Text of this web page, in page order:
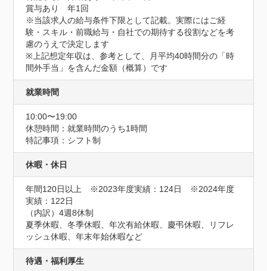
賞与あり　年1回
※当該求人の給与条件下限として記載。実際にはご経
験・スキル・前職給与・自社での期待する役割などを考
慮のうえで決定します
※上記想定年収は、参考として、月平均40時間分の「時
間外手当」を含んだ金額（概算）です
就業時間
10:00〜19:00
休憩時間：就業時間のうち1時間
特記事項：シフト制
休暇・休日
年間120日以上　※2023年度実績：124日　※2024年度
実績：122日
（内訳）4週8休制
夏季休暇、冬季休暇、年次有給休暇、慶弔休暇、リフレ
ッシュ休暇、年末年始休暇など
待遇・福利厚生